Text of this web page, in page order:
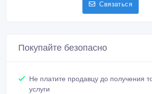
Связаться
Покупайте безопасно
Не платите продавцу до получения
услуги